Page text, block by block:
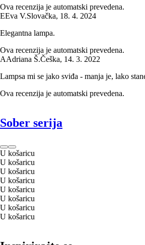
Ova recenzija je automatski prevedena.
EEva V.Slovačka, 18. 4. 2024
Elegantna lampa.
Ova recenzija je automatski prevedena.
AAdriana Š.Češka, 14. 3. 2022
Lampsa mi se jako sviđa - manja je, lako
Ova recenzija je automatski prevedena.
Sober serija
U košaricu
U košaricu
U košaricu
U košaricu
U košaricu
U košaricu
U košaricu
U košaricu